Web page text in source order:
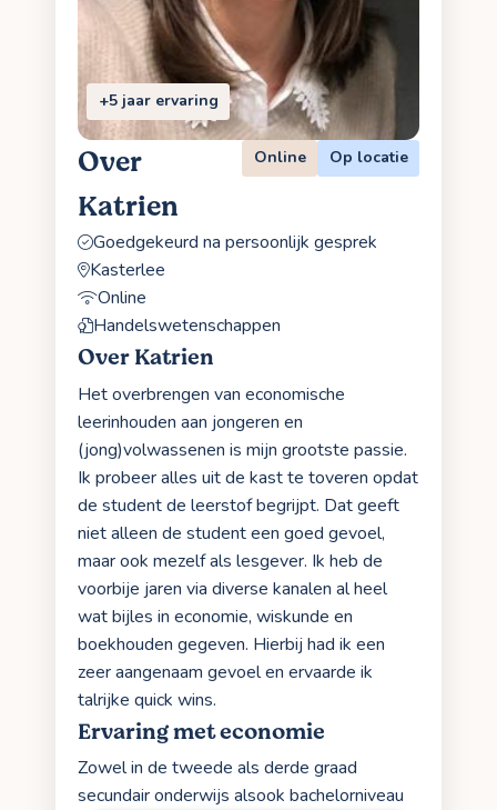
+5 jaar ervaring
Over
Katrien
Online Op locatie
Goedgekeurd na persoonlijk gesprek
Kasterlee
Online
Handelswetenschappen
Over Katrien
Het overbrengen van economische
leerinhouden aan jongeren en
(jong)volwassenen is mijn grootste passie.
Ik probeer alles uit de kast te toveren opdat
de student de leerstof begrijpt. Dat geeft
niet alleen de student een goed gevoel,
maar ook mezelf als lesgever. Ik heb de
voorbije jaren via diverse kanalen al heel
wat bijles in economie, wiskunde en
boekhouden gegeven. Hierbij had ik een
zeer aangenaam gevoel en ervaarde ik
talrijke quick wins.
Ervaring met economie
Zowel in de tweede als derde graad
secundair onderwijs alsook bachelorniveau